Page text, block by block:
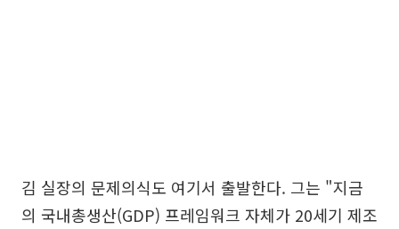
김 실장의 문제의식도 여기서 출발한다. 그는 "지금
의 국내총생산(GDP) 프레임워크 자체가 20세기 제조